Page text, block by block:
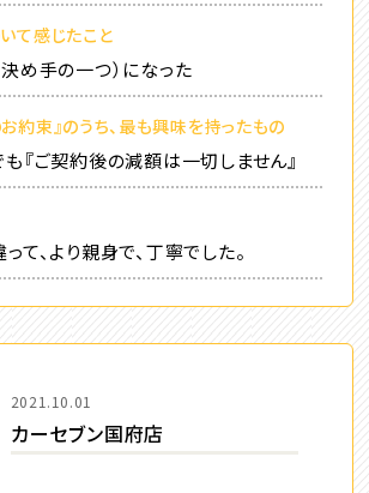
て感じたこと
め手の一つ）になった
約束』のうち、最も興味を持ったもの
『ご契約後の減額は一切しません』
て、より親身で、丁寧でした。
2021.10.01
カーセブン国府店